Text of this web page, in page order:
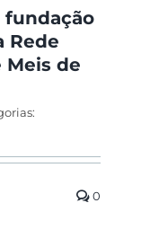
fundação
Rede
Meis de
0